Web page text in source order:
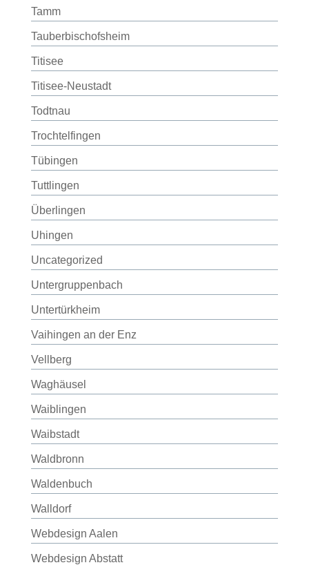
Tamm
Tauberbischofsheim
Titisee
Titisee-Neustadt
Todtnau
Trochtelfingen
Tübingen
Tuttlingen
Überlingen
Uhingen
Uncategorized
Untergruppenbach
Untertürkheim
Vaihingen an der Enz
Vellberg
Waghäusel
Waiblingen
Waibstadt
Waldbronn
Waldenbuch
Walldorf
Webdesign Aalen
Webdesign Abstatt